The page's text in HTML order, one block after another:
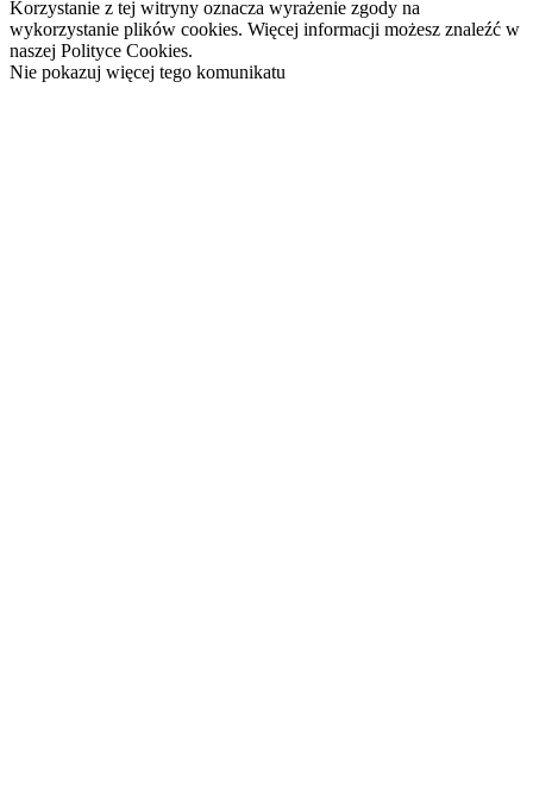
Korzystanie z tej witryny oznacza wyrażenie zgody na
wykorzystanie plików cookies. Więcej informacji możesz znaleźć w
naszej Polityce Cookies.
Nie pokazuj więcej tego komunikatu